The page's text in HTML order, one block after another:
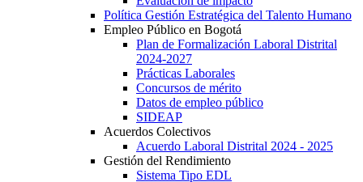
Política Gestión Estratégica del Talento Humano
Empleo Público en Bogotá
Plan de Formalización Laboral Distrital
2024-2027
Prácticas Laborales
Concursos de mérito
Datos de empleo público
SIDEAP
Acuerdos Colectivos
Acuerdo Laboral Distrital 2024 - 2025
Gestión del Rendimiento
Sistema Tipo EDL